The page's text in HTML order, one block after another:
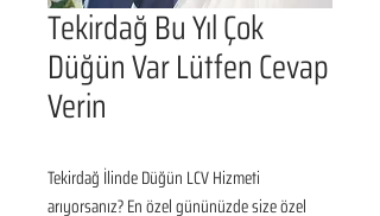
Tekirdağ Bu Yıl Çok
Düğün Var Lütfen Cevap
Verin
Tekirdağ İlinde Düğün LCV Hizmeti
arıyorsanız? En özel gününüzde size özel